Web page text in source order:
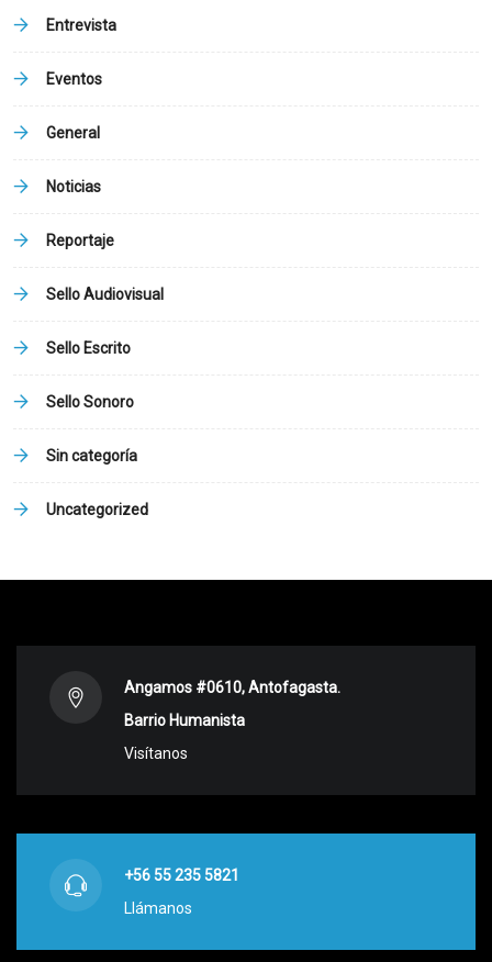
Entrevista
Eventos
General
Noticias
Reportaje
Sello Audiovisual
Sello Escrito
Sello Sonoro
Sin categoría
Uncategorized
Angamos #0610, Antofagasta.
Barrio Humanista
Visítanos
+56 55 235 5821
Llámanos